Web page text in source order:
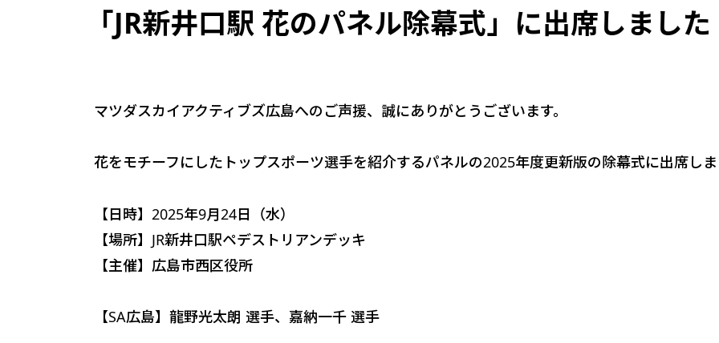
「JR新井口駅 花のパネル除幕式」に出席しました
マツダスカイアクティブズ広島へのご声援、誠にありがとうございます。
花をモチーフにしたトップスポーツ選手を紹介するパネルの2025年度更新版の除幕式に出席し
【日時】2025年9月24日（水）
【場所】JR新井口駅ペデストリアンデッキ
【主催】広島市西区役所
【SA広島】龍野光太朗 選手、嘉納一千 選手